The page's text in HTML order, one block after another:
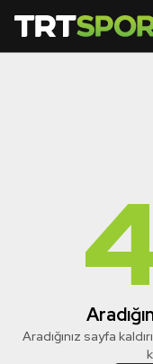
Aradığınız sayfa